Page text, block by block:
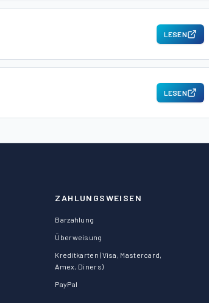
LESEN
LESEN
ZAHLUNGSWEISEN
Barzahlung
Überweisung
Kreditkarten (Visa, Mastercard,
Amex, Diners)
PayPal